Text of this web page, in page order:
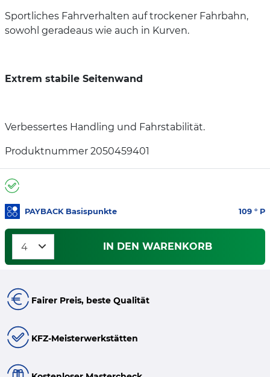
Sportliches Fahrverhalten auf trockener Fahrbahn,
sowohl geradeaus wie auch in Kurven.
Extrem stabile Seitenwand
Verbessertes Handling und Fahrstabilität.
Produktnummer 2050459401
PAYBACK Basispunkte 109 ° P
IN DEN WARENKORB
Fairer Preis, beste Qualität
KFZ-Meisterwerkstätten